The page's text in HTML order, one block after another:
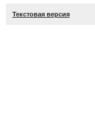
Текстовая версия